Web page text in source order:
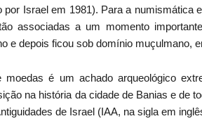
por Israel em 1981). Para a numismática
associadas a um momento
e depois ficou sob domínio muçulmano,
moedas é um achado arqueológico
na história da cidade de Banias e de
de Israel (IAA, na sigla em